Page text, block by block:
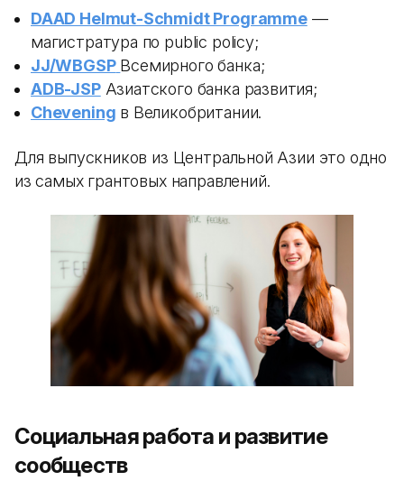
DAAD Helmut-Schmidt Programme—
магистратура по public policy;
JJ/WBGSP Всемирного банка;
ADB-JSPАзиатского банка развития;
Chevening в Великобритании.
Для выпускников из Центральной Азии это одно
из самых грантовых направлений.
Социальная работа и развитие
сообществ